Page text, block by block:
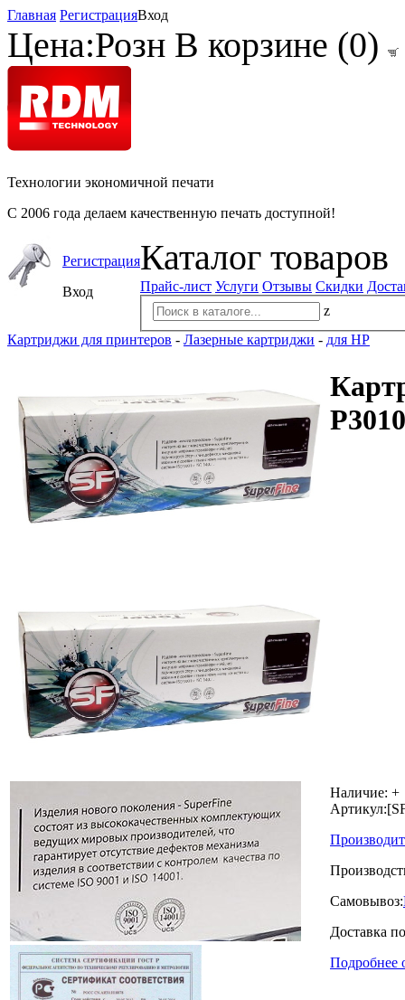
Главная РегистрацияВход
Цена:Розн В корзине (0)
Технологии экономичной печати
С 2006 года делаем качественную печать доступной!
Регистрация
Вход
Каталог товаров
Прайс-лист Услуги Отзывы Скидки
z
Картриджи для принтеров - Лазерные картриджи - для HP
Наличие: +
Артикул:
Самовывоз:
Доставка
Подробнее